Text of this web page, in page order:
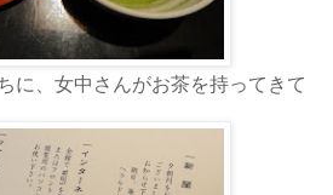
に、女中さんがお茶を持ってきて